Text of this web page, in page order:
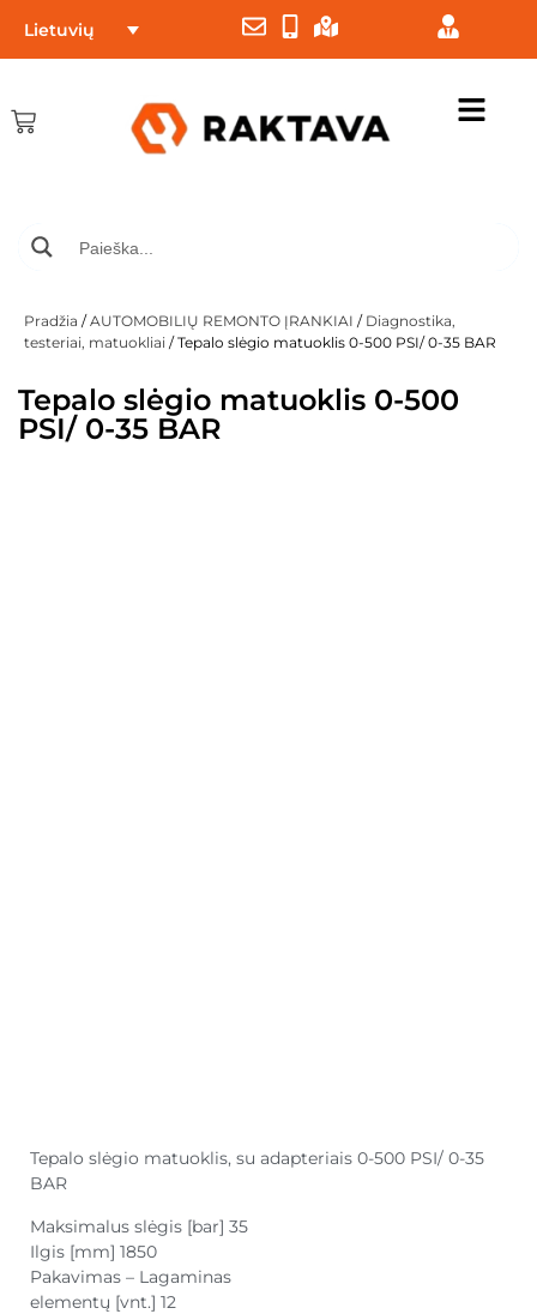
Lietuvių
Pradžia /AUTOMOBILIŲ REMONTO ĮRANKIAI / Diagnostika,
testeriai, matuokliai / Tepalo slėgio matuoklis 0-500 PSI/ 0-35 BAR
Tepalo slėgio matuoklis 0-500
PSI/ 0-35 BAR
Tepalo slėgio matuoklis, su adapteriais 0-500 PSI/ 0-35
BAR
Maksimalus slėgis [bar] 35
Ilgis [mm] 1850
Pakavimas – Lagaminas
elementų [vnt.] 12